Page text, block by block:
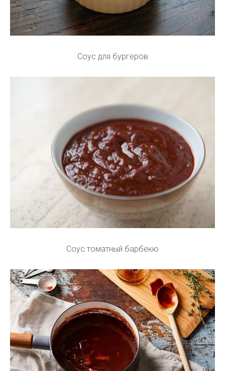
Соус для бургеров
Соус томатный барбекю